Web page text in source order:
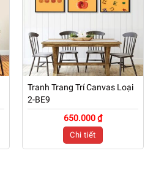
Tranh Trang Trí Canvas Loại
2-BE9
650.000 ₫
Chi tiết